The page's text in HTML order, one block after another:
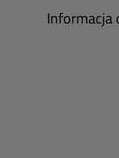
Informacja